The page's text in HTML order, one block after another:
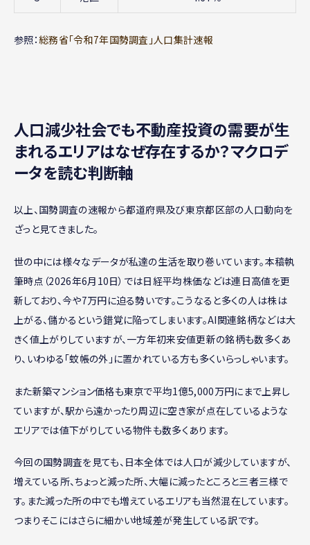
参照：総務省「令和7年国勢調査」人口集計速報
人口減少社会でも不動産投資の需要が生
まれるエリアはなぜ存在するか？マクロデ
ータを読む判断軸
以上、国勢調査の速報から都道府県及び東京都区部の人口動向を
ざっと見てきました。
世の中には様々なデータが私達の生活を取り巻いています。本稿執
筆時点（2026年6月10日）では日経平均株価などは連日高値を更
新しており、今や7万円に迫る勢いです。こうなると多くの人は株は
上がる、儲かるという錯覚に陥ってしまいます。AI関連銘柄などは大
きく値上がりしていますが、一方年初来安値更新の銘柄も数多くあ
り、いわゆる「蚊帳の外」に置かれている方も多くいらっしゃいます。
また新築マンション価格も東京で平均1億5,000万円にまで上昇し
ていますが、駅から遠かったり周辺に空き家が点在しているような
エリアでは値下がりしている物件も数多くあります。
今回の国勢調査を見ても、日本全体では人口が減少していますが、
増えている所、ちょっと減った所、大幅に減ったところと三者三様で
す。また減った所の中でも増えているエリアも当然混在しています。
つまりそこにはさらに細かい地域差が発生している訳です。